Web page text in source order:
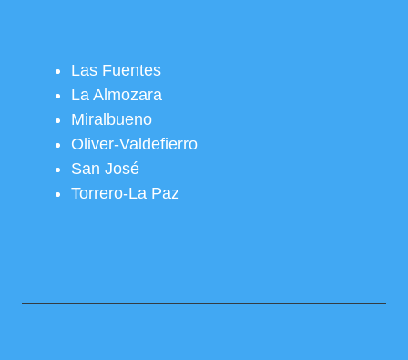
Las Fuentes
La Almozara
Miralbueno
Oliver-Valdefierro
San José
Torrero-La Paz